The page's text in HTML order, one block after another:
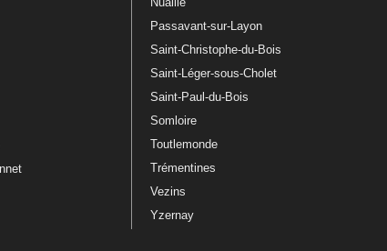
Passavant-sur-Layon
Saint-Christophe-du-Bois
Saint-Léger-sous-Cholet
Saint-Paul-du-Bois
Somloire
Toutlemonde
Trémentines
Vezins
Yzernay